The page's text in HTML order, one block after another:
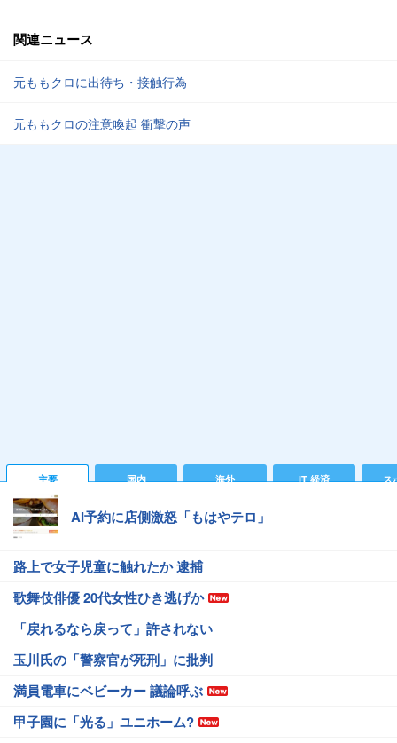
関連ニュース
元ももクロに出待ち・接触行為
元ももクロの注意喚起 衝撃の声
主要 国内 海外 IT 経済 ス
AI予約に店側激怒「もはやテロ」
路上で女子児童に触れたか 逮捕
歌舞伎俳優 20代女性ひき逃げか
「戻れるなら戻って」許されない
玉川氏の「警察官が死刑」に批判
満員電車にベビーカー 議論呼ぶ
甲子園に「光る」ユニホーム?